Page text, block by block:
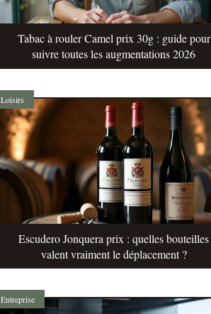
Tabac à rouler Camel prix 30g : guide pour
suivre toutes les augmentations 2026
Loisirs
Escudero Jonquera prix : quelles bouteilles
valent vraiment le déplacement ?
Entreprise